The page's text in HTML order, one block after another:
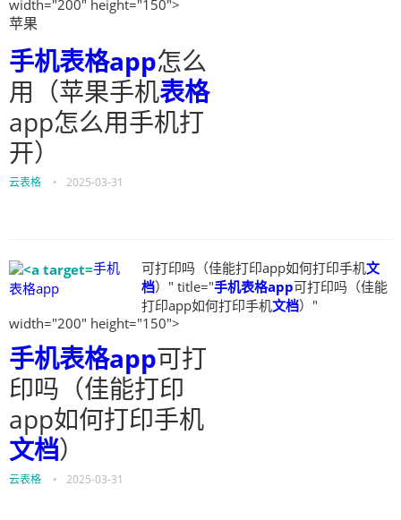
width="200" height="150">
苹果
手机表格app怎么
用（苹果手机表格
app怎么用手机打
开）
云表格 • 2025-03-31
手机
表格app
可打印吗（佳能打印app如何打印手机文
档）" title="手机表格app可打印吗（佳能
打印app如何打印手机文档）"
width="200" height="150">
手机表格app可打
印吗（佳能打印
app如何打印手机
文档）
云表格 • 2025-03-31